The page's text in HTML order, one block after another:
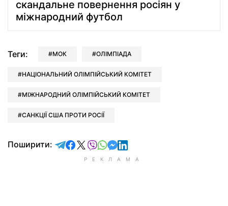
скандальне повернення росіян у
міжнародний футбол
Теги: МОК ОЛІМПІАДА
НАЦІОНАЛЬНИЙ ОЛІМПІЙСЬКИЙ КОМІТЕТ
МІЖНАРОДНИЙ ОЛІМПІЙСЬКИЙ КОМІТЕТ
САНКЦІЇ США ПРОТИ РОСІЇ
Поширити: відправити у Telegram
поділитись у Facebook
поділитись у X
відправити у Viber
відправити у Whatsapp
відправити у Messenger
відправити у LinkedIn